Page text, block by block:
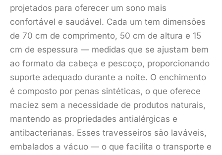
projetados para oferecer um sono mais
confortável e saudável. Cada um tem dimensões
de 70 cm de comprimento, 50 cm de altura e 15
cm de espessura — medidas que se ajustam bem
ao formato da cabeça e pescoço, proporcionando
suporte adequado durante a noite. O enchimento
é composto por penas sintéticas, o que oferece
maciez sem a necessidade de produtos naturais,
mantendo as propriedades antialérgicas e
antibacterianas. Esses travesseiros são laváveis,
embalados a vácuo — o que facilita o transporte e